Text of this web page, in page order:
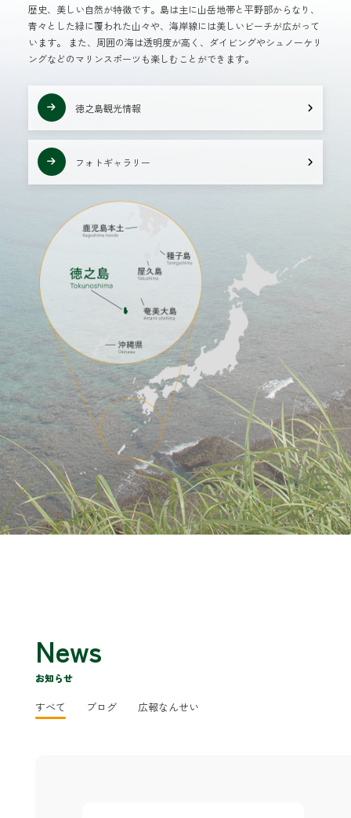
歴史、美しい自然が特徴です。島は主に山岳地帯と平野部からなり、
青々とした緑に覆われた山々や、海岸線には美しいビーチが広がって
います。 また、周囲の海は透明度が高く、ダイビングやシュノーケリ
ングなどのマリンスポーツも楽しむことができます。
徳之島観光情報
フォトギャラリー
News
お知らせ
すべて ブログ 広報なんせい